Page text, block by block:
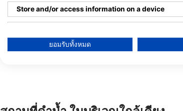
PO BOX 56, KY2-2001 Cayman Brac, หมู่
Store and/or access information on a device
Create profiles for personalised advertising
ยอมรับทั้งหมด